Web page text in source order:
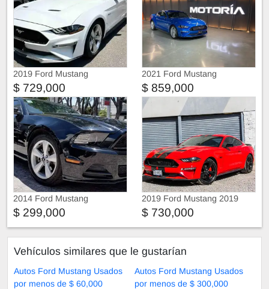
2019 Ford Mustang
$ 729,000
2021 Ford Mustang
$ 859,000
2014 Ford Mustang
$ 299,000
2019 Ford Mustang 2019
$ 730,000
Vehículos similares que le gustarían
Autos Ford Mustang Usados
por menos de $ 60,000
Autos Ford Mustang Usados
por menos de $ 300,000